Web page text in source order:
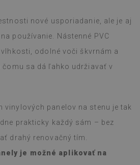
nové usporiadanie, ale je aj
používanie. Nástenné PVC
odolné voči škvrnám a
sa dá ľahko udržiavať v
vinylových panelov na stenu je tak
prakticky každý sám – bez
drahý renovačný tím.
je možné aplikovať na